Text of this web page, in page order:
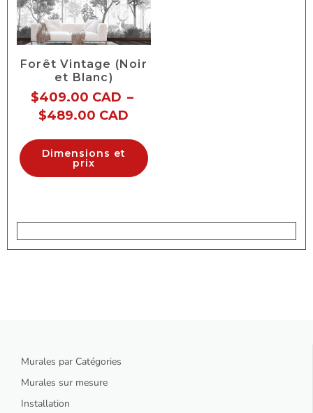
Forêt Vintage (Noir
et Blanc)
$409.00 CAD –
$489.00 CAD
Dimensions et
prix
Murales par Catégories
Murales sur mesure
Installation